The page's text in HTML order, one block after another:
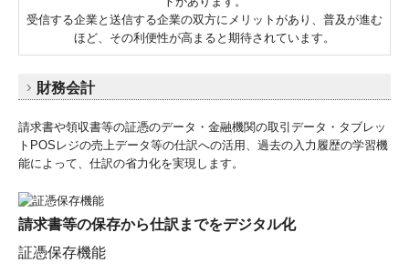
受信する企業と送信する企業の双方にメリットがあり、普及が進む
ほど、その利便性が高まると期待されています。
財務会計
請求書や領収書等の証憑のデータ・金融機関の取引データ・タブレッ
トPOSレジの売上データ等の仕訳への活用、過去の入力履歴の学習機
能によって、仕訳の省力化を実現します。
請求書等の保存から仕訳までをデジタル化
証憑保存機能